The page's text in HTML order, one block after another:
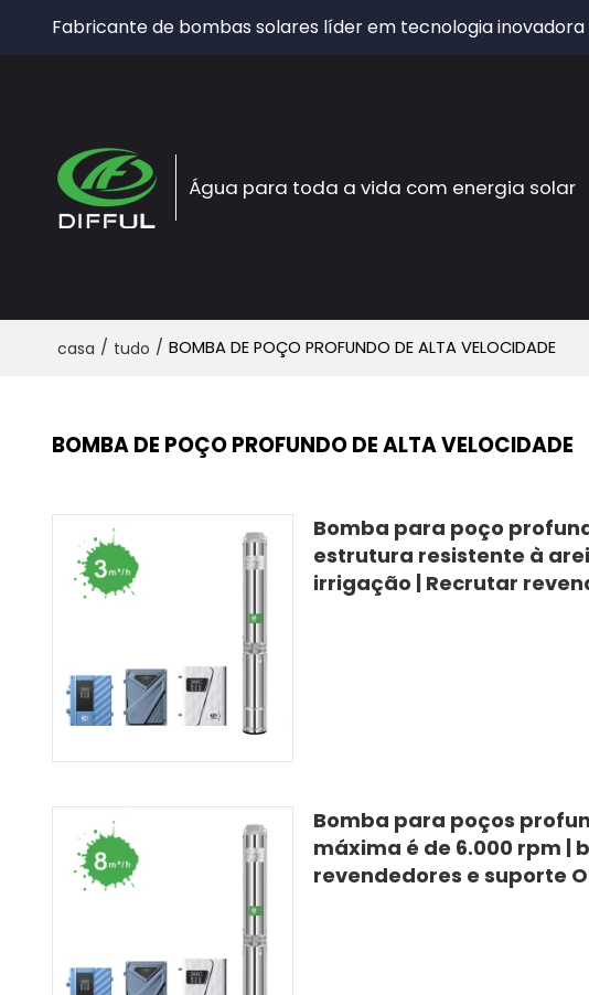
Fabricante de bombas solares líder em tecnologia inovadora
Água para toda a vida com energia solar
casa / tudo / BOMBA DE POÇO PROFUNDO DE ALTA VELOCIDADE
BOMBA DE POÇO PROFUNDO DE ALTA VELOCIDADE
Bomba para poço
estrutura resistente à
irrigação | Recrutar
Bomba para poços
máxima é de 6.000 rpm |
revendedores e suporte